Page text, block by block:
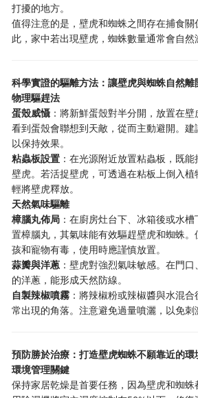
打擾的地方。
值得注意的是，壁虎和蜘蛛之間存在捕食
此，家中若出現壁虎，蜘蛛數量通常會自然
科學實證的驅離方法：讓壁虎與蜘蛛自然離
物理驅趕法
蛋殼威懾：將新鮮蛋殼對半分開，放置在
看到蛋殼會聯想到天敵，從而主動避開。
以保持效果。
粘蟲板設置 ：在光源附近放置粘蟲板，既
壁虎。若活捉壁虎，可透過在粘板上倒入
輕將壁虎釋放。
天然氣味驅離
樟腦丸佈局 ：在廚房灶台下、冰箱後或水
置樟腦丸，其氣味能有效驅趕壁虎和蜘蛛
孩和寵物有毒，使用時應謹慎放置。
蒜瓣與洋蔥 ：壁虎對強烈氣味敏感。在門
的洋蔥，能形成天然防線。
自製辣椒噴霧 ：將辣椒粉或辣椒醬與水混
常出現的角落。注意避免過量噴灑，以免刺
預防勝於治療：打造壁虎蜘蛛不願靠近的環
環境管理關鍵
保持家居乾燥是首要任務，因為壁虎和蜘